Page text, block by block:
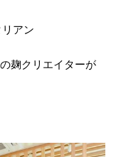
アン
麹クリエイターが